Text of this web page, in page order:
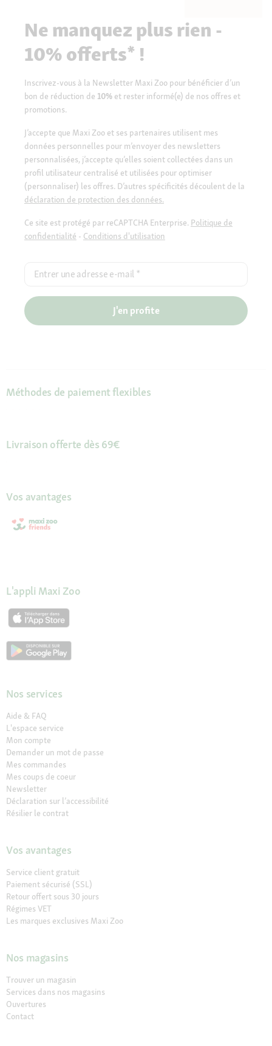
Ne manquez plus rien -
10% offerts* !
Inscrivez-vous à la Newsletter Maxi Zoo pour bénéficier d’un
bon de réduction de 10% et rester informé(e) de nos offres et
promotions.
J’accepte que Maxi Zoo et ses partenaires utilisent mes
données personnelles pour m’envoyer des newsletters
personnalisées, j’accepte qu’elles soient collectées dans un
profil utilisateur centralisé et utilisées pour optimiser
(personnaliser) les offres. D’autres spécificités découlent de la
déclaration de protection des données.
Ce site est protégé par reCAPTCHA Enterprise. Politique de
confidentialité - Conditions d'utilisation
Entrer une adresse e-mail *
J'en profite
Méthodes de paiement flexibles
Livraison offerte dès 69€
Vos avantages
L'appli Maxi Zoo
Nos services
Aide & FAQ
L'espace service
Mon compte
Demander un mot de passe
Mes commandes
Mes coups de coeur
Newsletter
Déclaration sur l’accessibilité
Résilier le contrat
Vos avantages
Service client gratuit
Paiement sécurisé (SSL)
Retour offert sous 30 jours
Régimes VET
Les marques exclusives Maxi Zoo
Nos magasins
Trouver un magasin
Services dans nos magasins
Ouvertures
Contact